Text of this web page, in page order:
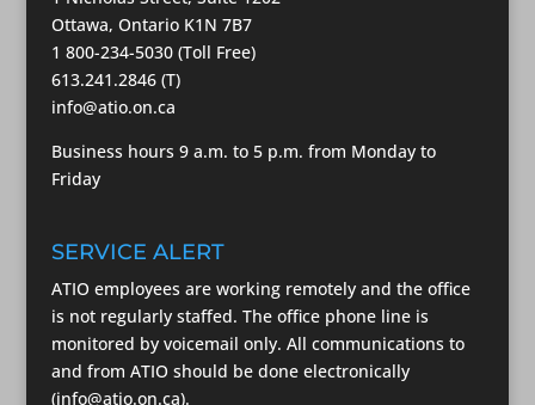
Ottawa, Ontario K1N 7B7
1 800-234-5030 (Toll Free)
613.241.2846 (T)
info@atio.on.ca
Business hours 9 a.m. to 5 p.m. from Monday to
Friday
SERVICE ALERT
ATIO employees are working remotely and the office
is not regularly staffed. The office phone line is
monitored by voicemail only. All communications to
and from ATIO should be done electronically
(info@atio.on.ca).